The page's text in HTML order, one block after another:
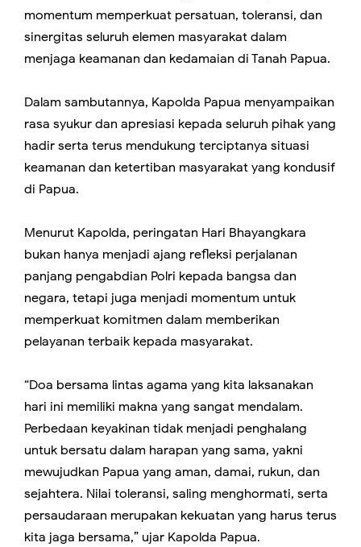
momentum memperkuat persatuan, toleransi, dan
sinergitas seluruh elemen masyarakat dalam
menjaga keamanan dan kedamaian di Tanah Papua.
Dalam sambutannya, Kapolda Papua menyampaikan
rasa syukur dan apresiasi kepada seluruh pihak yang
hadir serta terus mendukung terciptanya situasi
keamanan dan ketertiban masyarakat yang kondusif
di Papua.
Menurut Kapolda, peringatan Hari Bhayangkara
bukan hanya menjadi ajang refleksi perjalanan
panjang pengabdian Polri kepada bangsa dan
negara, tetapi juga menjadi momentum untuk
memperkuat komitmen dalam memberikan
pelayanan terbaik kepada masyarakat.
“Doa bersama lintas agama yang kita laksanakan
hari ini memiliki makna yang sangat mendalam.
Perbedaan keyakinan tidak menjadi penghalang
untuk bersatu dalam harapan yang sama, yakni
mewujudkan Papua yang aman, damai, rukun, dan
sejahtera. Nilai toleransi, saling menghormati, serta
persaudaraan merupakan kekuatan yang harus terus
kita jaga bersama,” ujar Kapolda Papua.